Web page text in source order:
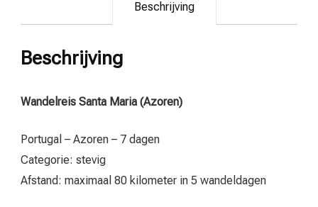
Beschrijving
Beschrijving
Wandelreis Santa Maria (Azoren)
Portugal – Azoren – 7 dagen
Categorie: stevig
Afstand: maximaal 80 kilometer in 5 wandeldagen